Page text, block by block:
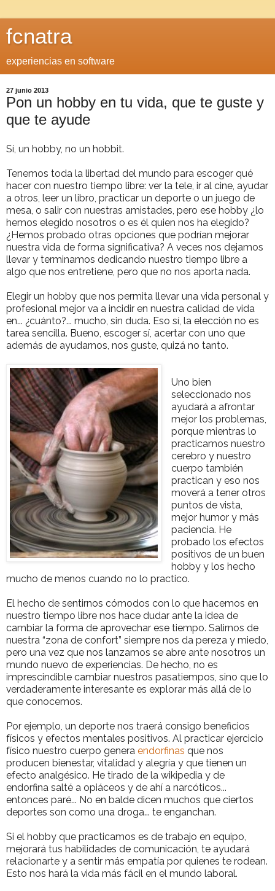
fcnatra
experiencias en software
27 junio 2013
Pon un hobby en tu vida, que te guste y
que te ayude
Sí, un hobby, no un hobbit.
Tenemos toda la libertad del mundo para escoger qué
hacer con nuestro tiempo libre: ver la tele, ir al cine, ayudar
a otros, leer un libro, practicar un deporte o un juego de
mesa, o salir con nuestras amistades, pero ese hobby ¿lo
hemos elegido nosotros o es él quien nos ha elegido?
¿Hemos probado otras opciones que podrían mejorar
nuestra vida de forma significativa? A veces nos dejamos
llevar y terminamos dedicando nuestro tiempo libre a
algo que nos entretiene, pero que no nos aporta nada.
Elegir un hobby que nos permita llevar una vida personal y
profesional mejor va a incidir en nuestra calidad de vida
en... ¿cuánto?... mucho, sin duda. Eso sí, la elección no es
tarea sencilla. Bueno, escoger sí, acertar con uno que
además de ayudarnos, nos guste, quizá no tanto.
Uno bien
seleccionado nos
ayudará a afrontar
mejor los problemas,
porque mientras lo
practicamos nuestro
cerebro y nuestro
cuerpo también
practican y eso nos
moverá a tener otros
puntos de vista,
mejor humor y más
paciencia. He
probado los efectos
positivos de un buen
hobby y los hecho
mucho de menos cuando no lo practico.
El hecho de sentirnos cómodos con lo que hacemos en
nuestro tiempo libre nos hace dudar ante la idea de
cambiar la forma de aprovechar ese tiempo. Salirnos de
nuestra “zona de confort” siempre nos da pereza y miedo,
pero una vez que nos lanzamos se abre ante nosotros un
mundo nuevo de experiencias. De hecho, no es
imprescindible cambiar nuestros pasatiempos, sino que lo
verdaderamente interesante es explorar más allá de lo
que conocemos.
Por ejemplo, un deporte nos traerá consigo beneficios
físicos y efectos mentales positivos. Al practicar ejercicio
físico nuestro cuerpo genera endorfinas que nos
producen bienestar, vitalidad y alegría y que tienen un
efecto analgésico. He tirado de la wikipedia y de
endorfina salté a opiáceos y de ahí a narcóticos...
entonces paré... No en balde dicen muchos que ciertos
deportes son como una droga... te enganchan.
Si el hobby que practicamos es de trabajo en equipo,
mejorará tus habilidades de comunicación, te ayudará
relacionarte y a sentir más empatía por quienes te rodean.
Esto nos hará la vida más fácil en el mundo laboral.